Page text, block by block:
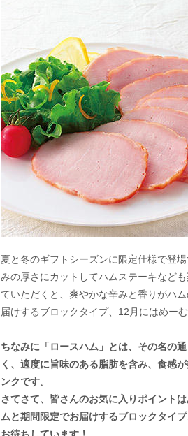
夏と冬のギフトシーズンに限定仕様で登
みの厚さにカットしてハムステーキなど
ていただくと、爽やかな辛みと香りがハ
届けするブロックタイプ、12月にはめー
ちなみに「ロースハム」とは、その名の
く、適度に旨味のある脂肪を含み、食感
ンクです。
さてさて、皆さんのお気に入りポイント
ムと期間限定でお届けするブロックタイ
お待ちしています！